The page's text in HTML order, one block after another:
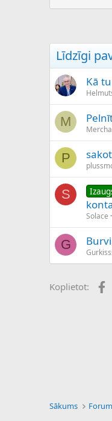
Līdzīgi
Kā
M
P
S
Solace
G
Koplietot:
Sākums